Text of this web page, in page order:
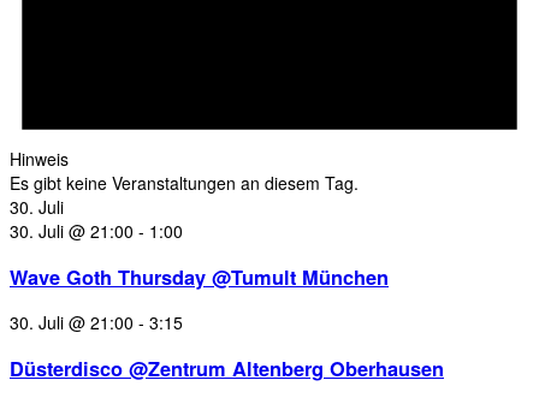
Hinweis
Es gibt keine Veranstaltungen an diesem Tag.
30. Juli
30. Juli @ 21:00 - 1:00
Wave Goth Thursday @Tumult München
30. Juli @ 21:00 - 3:15
Düsterdisco @Zentrum Altenberg Oberhausen